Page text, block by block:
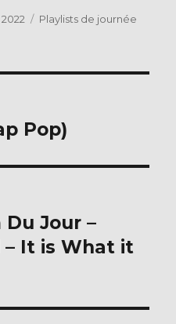
Catégories
Playlists de journée
Pop)
Du Jour –
– It is What it